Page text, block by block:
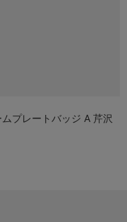
プレートバッジ A 芹沢